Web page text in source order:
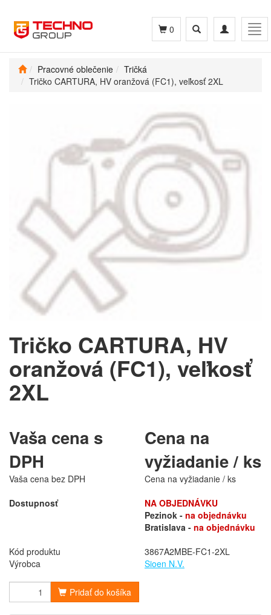
Toggle
navigation
Toggle
search
0
Pracovné oblečenie
Tričká
Tričko CARTURA, HV oranžová (FC1), veľkosť 2XL
Tričko CARTURA, HV
oranžová (FC1), veľkosť
2XL
Vaša cena s
DPH
Cena na
vyžiadanie / ks
Vaša cena bez DPH
Cena na vyžiadanie / ks
Dostupnosť
NA OBJEDNÁVKU
Pezinok - na objednávku
Bratislava - na objednávku
Kód produktu
3867A2MBE-FC1-2XL
Výrobca
Sioen N.V.
Pridať do košíka